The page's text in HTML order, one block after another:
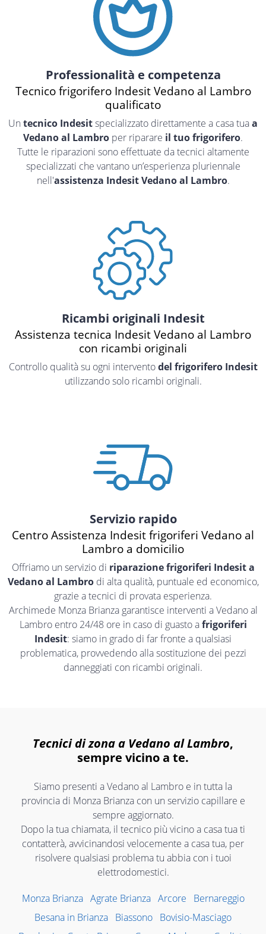
Professionalità e competenza
Tecnico frigorifero Indesit Vedano al Lambro
qualificato
Un tecnico Indesitspecializzato direttamente a casa tuaa
Vedano al Lambro per riparare il tuo frigorifero.
Tutte le riparazioni sono effettuate da tecnici altamente
specializzati che vantano un’esperienza pluriennale
nell'assistenza Indesit Vedano al Lambro.
Ricambi originali Indesit
Assistenza tecnica Indesit Vedano al Lambro
con ricambi originali
Controllo qualità su ogni interventodel frigorifero Indesit
utilizzando solo ricambi originali.
Servizio rapido
Centro Assistenza Indesit frigoriferi Vedano al
Lambro a domicilio
Offriamo un servizio di riparazione frigoriferi Indesit a
Vedano al Lambrodi alta qualità, puntuale ed economico,
grazie a tecnici di provata esperienza.
Archimede Monza Brianza garantisce interventi a Vedano al
Lambro entro 24/48 ore in caso di guasto afrigoriferi
Indesit: siamo in grado di far fronte a qualsiasi
problematica, provvedendo alla sostituzione dei pezzi
danneggiati con ricambi originali.
Tecnici di zona a Vedano al Lambro,
sempre vicino a te.
Siamo presenti a Vedano al Lambro e in tutta la
provincia di Monza Brianza con un servizio capillare e
sempre aggiornato.
Dopo la tua chiamata, il tecnico più vicino a casa tua ti
contatterà, avvicinandosi velocemente a casa tua, per
risolvere qualsiasi problema tu abbia con i tuoi
elettrodomestici.
Monza Brianza Agrate Brianza Arcore
Bernareggio
Besana in Brianza Biassono Bovisio-Masciago